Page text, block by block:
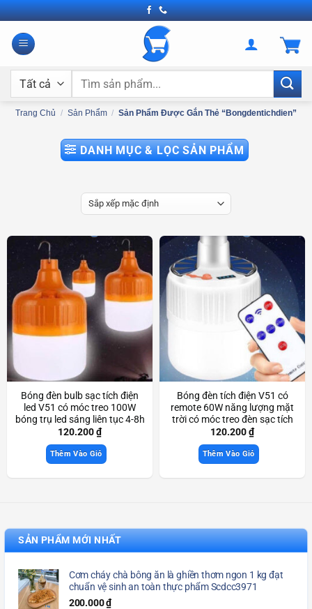
Bỏ
qua
nội
Tìm
Trang Chủ / Sản Phẩm / Sản Phẩm Được Gắn Thẻ “bongdentichdien”
DANH MỤC & LỌC SẢN PHẨM
Bóng đèn bulb sạc tích điện
led V51 có móc treo 100W
bóng trụ led sáng liên tục 4-8h
Scd3964
120.200₫
Thêm Vào Giỏ
Bóng đèn tích điện V51 có
remote 60W năng lượng mặt
trời có móc treo đèn sạc tích
điện Scd3867
120.200₫
Thêm Vào Giỏ
SẢN PHẨM MỚI NHẤT
Cơm cháy chà bông ăn là ghiền thơm ngon 1 kg đạt
chuẩn vệ sinh an toàn thực phẩm Scdcc3971
200.000₫